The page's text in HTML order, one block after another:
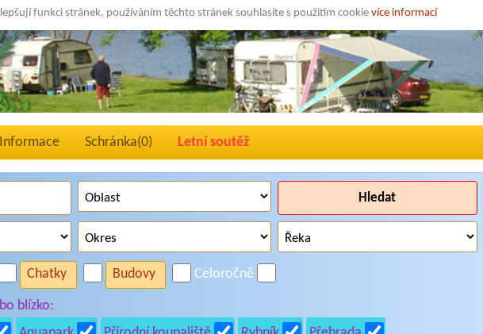
funkci stránek, používáním těchto stránek souhlasíte s použitím cookie více informací
Informace Schránka(0) Letní soutěž
Hledat
Chatky Budovy Celoročně
blízko: